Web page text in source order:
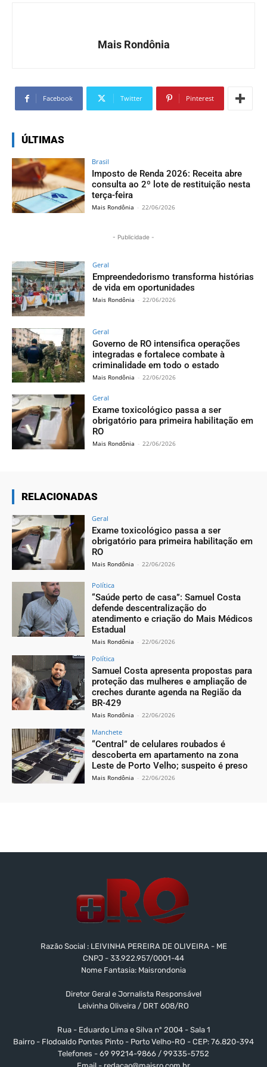
Mais Rondônia
Facebook Twitter Pinterest
ÚLTIMAS
Brasil
Imposto de Renda 2026: Receita abre
consulta ao 2º lote de restituição nesta
terça-feira
Mais Rondônia - 22/06/2026
- Publicidade -
Geral
Empreendedorismo transforma histórias
de vida em oportunidades
Mais Rondônia - 22/06/2026
Geral
Governo de RO intensifica operações
integradas e fortalece combate à
criminalidade em todo o estado
Mais Rondônia - 22/06/2026
Geral
Exame toxicológico passa a ser
obrigatório para primeira habilitação em
RO
Mais Rondônia - 22/06/2026
RELACIONADAS
Geral
Exame toxicológico passa a ser
obrigatório para primeira habilitação em
RO
Mais Rondônia - 22/06/2026
Política
“Saúde perto de casa”: Samuel Costa
defende descentralização do
atendimento e criação do Mais Médicos
Estadual
Mais Rondônia - 22/06/2026
Política
Samuel Costa apresenta propostas para
proteção das mulheres e ampliação de
creches durante agenda na Região da
BR-429
Mais Rondônia - 22/06/2026
Manchete
“Central” de celulares roubados é
descoberta em apartamento na zona
Leste de Porto Velho; suspeito é preso
Mais Rondônia - 22/06/2026
Razão Social : LEIVINHA PEREIRA DE OLIVEIRA - ME
CNPJ - 33.922.957/0001-44
Nome Fantasia: Maisrondonia
Diretor Geral e Jornalista Responsável
Leivinha Oliveira / DRT 608/RO
Rua - Eduardo Lima e Silva nº 2004 - Sala 1
Bairro - Flodoaldo Pontes Pinto - Porto Velho-RO - CEP: 76.820-394
Telefones - 69 99214-9866 / 99335-5752